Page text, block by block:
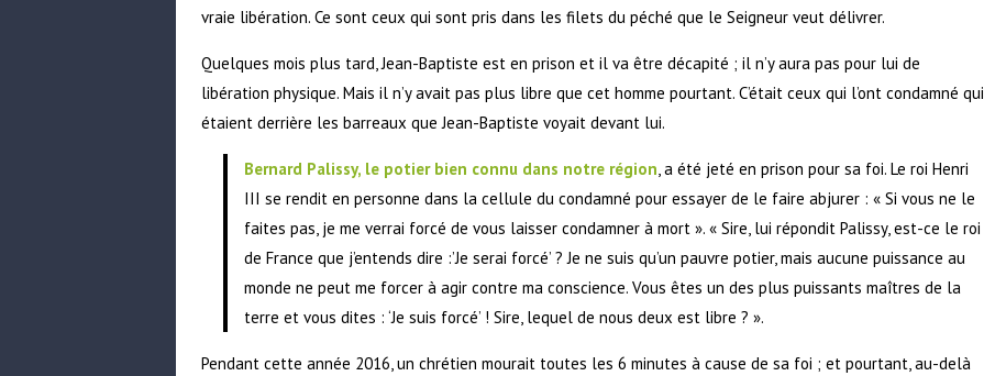
vraie libération. Ce sont ceux qui sont pris dans les filets du péché que le Seigneur veut délivrer.
Quelques mois plus tard, Jean-Baptiste est en prison et il va être décapité ; il n’y aura pas pour lui de
libération physique. Mais il n’y avait pas plus libre que cet homme pourtant. C’était ceux qui l’ont condamné qui
étaient derrière les barreaux que Jean-Baptiste voyait devant lui.
Bernard Palissy, le potier bien connu dans notre région, a été jeté en prison pour sa foi. Le roi Henri
III se rendit en personne dans la cellule du condamné pour essayer de le faire abjurer : « Si vous ne le
faites pas, je me verrai forcé de vous laisser condamner à mort ». « Sire, lui répondit Palissy, est-ce le roi
de France que j’entends dire :’Je serai forcé’ ? Je ne suis qu’un pauvre potier, mais aucune puissance au
monde ne peut me forcer à agir contre ma conscience. Vous êtes un des plus puissants maîtres de la
terre et vous dites : ‘Je suis forcé’ ! Sire, lequel de nous deux est libre ? ».
Pendant cette année 2016, un chrétien mourait toutes les 6 minutes à cause de sa foi ; et pourtant, au-delà